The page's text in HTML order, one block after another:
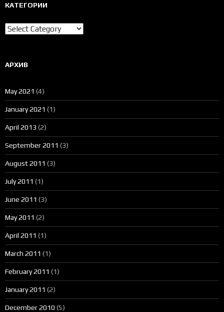
КАТЕГОРИИ
Категории
АРХИВ
May 2021 (4)
January 2021 (1)
April 2013 (2)
September 2011 (3)
August 2011 (3)
July 2011 (1)
June 2011 (3)
May 2011 (2)
April 2011 (1)
March 2011 (1)
February 2011 (1)
January 2011 (2)
December 2010 (5)